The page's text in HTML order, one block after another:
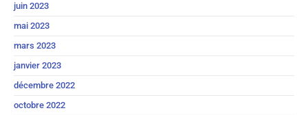
juin 2023
mai 2023
mars 2023
janvier 2023
décembre 2022
octobre 2022